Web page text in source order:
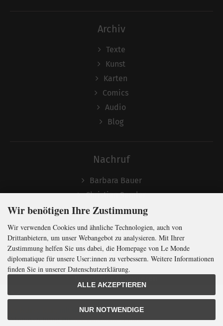
mit der weltweitgrößten
MonatszeitungfürinternationalePolitik
Archiv
Texte
Kunst
Karten
Comics
Audio
Blog
Nachruf
Barbara Bauer
Christian Semler
Folgen
Wir benötigen Ihre Zustimmung
Wir verwenden Cookies und ähnliche Technologien, auch von
Drittanbietern, um unser Webangebot zu analysieren. Mit Ihrer
Zustimmung helfen Sie uns dabei, die Homepage von Le Monde
diplomatique für unsere User:innen zu verbessern. Weitere Informationen
finden Sie in unserer Datenschutzerklärung.
ALLE AKZEPTIEREN
NUR NOTWENDIGE